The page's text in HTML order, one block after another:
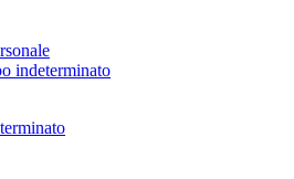
indeterminato